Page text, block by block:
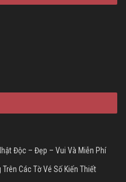
Độc – Đẹp – Vui Và Miễn Phí
Các Tờ Vé Số Kiến Thiết